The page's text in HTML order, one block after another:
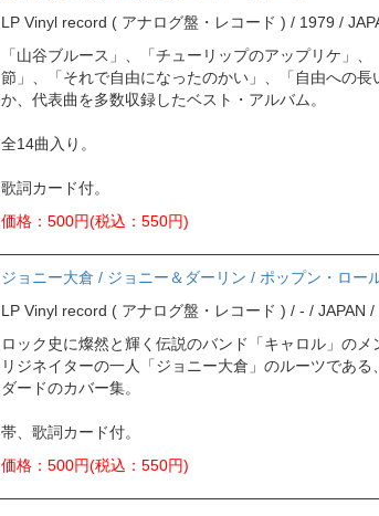
LP Vinyl record ( アナログ盤・レコード ) / 1979 /
「山谷ブルース」、「チューリップのアップリケ」
節」、「それで自由になったのかい」、「自由への
か、代表曲を多数収録したベスト・アルバム。
全14曲入り。
歌詞カード付。
価格：500円(税込：550円)
ジョニー大倉 / ジョニー＆ダーリン / ポップン・ロー
LP Vinyl record ( アナログ盤・レコード ) / - / JAPAN /
ロック史に燦然と輝く伝説のバンド「キャロル」の
リジネイターの一人「ジョニー大倉」のルーツであ
ダードのカバー集。
帯、歌詞カード付。
価格：500円(税込：550円)